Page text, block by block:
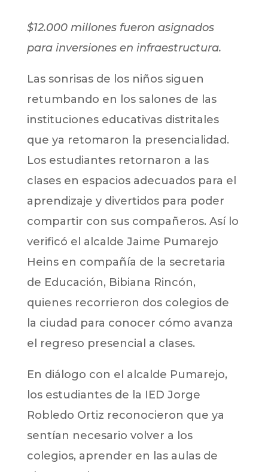
$12.000 millones fueron asignados
para inversiones en infraestructura.
Las sonrisas de los niños siguen
retumbando en los salones de las
instituciones educativas distritales
que ya retomaron la presencialidad.
Los estudiantes retornaron a las
clases en espacios adecuados para el
aprendizaje y divertidos para poder
compartir con sus compañeros. Así lo
verificó el alcalde Jaime Pumarejo
Heins en compañía de la secretaria
de Educación, Bibiana Rincón,
quienes recorrieron dos colegios de
la ciudad para conocer cómo avanza
el regreso presencial a clases.
En diálogo con el alcalde Pumarejo,
los estudiantes de la IED Jorge
Robledo Ortiz reconocieron que ya
sentían necesario volver a los
colegios, aprender en las aulas de